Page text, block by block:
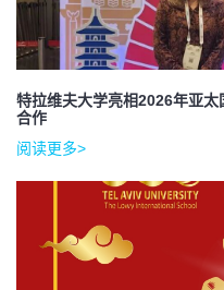
特拉维夫大学亮相2026年亚
合作
阅读更多>